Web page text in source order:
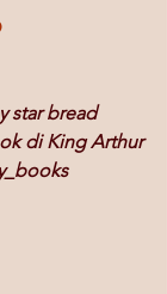
star bread
di King Arthur